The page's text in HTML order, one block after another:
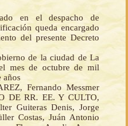
en el despacho de
queda encargado
del presente Decreto
de la ciudad de La
mes de octubre de mil
años
Fernando Messmer
DE RR. EE. Y CULTO,
Guiteras Denis, Jorge
Costas, Juán Antonio